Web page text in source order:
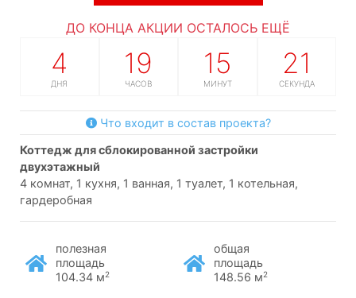
ДО КОНЦА АКЦИИ ОСТАЛОСЬ ЕЩЁ
4
ДНЯ
19
ЧАСОВ
15
МИНУТ
20
СЕКУНД
Что входит в состав проекта?
коттедж для сблокированной застройки
двухэтажный
4 комнат, 1 кухня, 1 ванная, 1 туалет, 1 котельная,
гардеробная
полезная
площадь
104.34 м2
общая
площадь
148.56 м2